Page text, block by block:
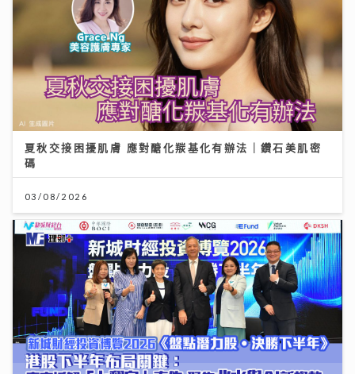
夏秋交接困擾肌膚 應對醣化羰基化有辦法｜鑽石美肌密
碼
03/08/2026